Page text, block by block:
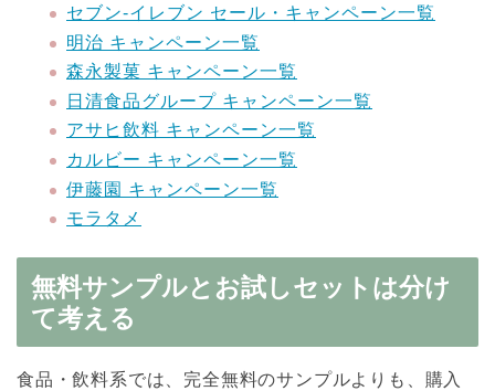
セブン‐イレブン セール・キャンペーン一覧
明治 キャンペーン一覧
森永製菓 キャンペーン一覧
日清食品グループ キャンペーン一覧
アサヒ飲料 キャンペーン一覧
カルビー キャンペーン一覧
伊藤園 キャンペーン一覧
モラタメ
無料サンプルとお試しセットは分け
て考える
食品・飲料系では、完全無料のサンプルよりも、購入